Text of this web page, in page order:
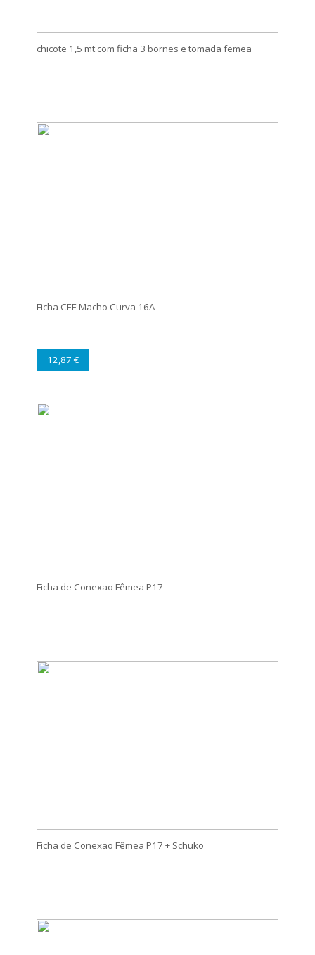
chicote 1,5 mt com ficha 3 bornes e tomada femea
Ficha CEE Macho Curva 16A
12,87 €
Ficha de Conexao Fêmea P17
Ficha de Conexao Fêmea P17 + Schuko